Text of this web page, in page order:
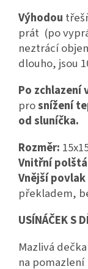
Výhodou
prát (po
neztrácí
dlouho, jsou
Po zchlazení
prosnížení
od sluníčka.
Rozměr:
Vnitřní
Vnější povlak
překladem,
USÍNÁČEK S
Mazlivá
na